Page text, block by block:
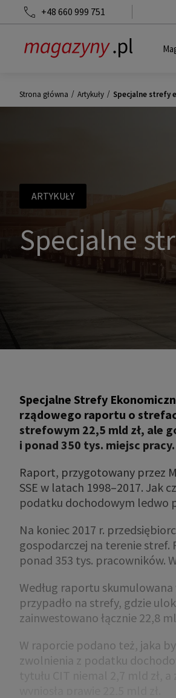
+48 660 999 751
Strona główna / Artykuły / Specjalne strefy
ARTYKUŁY
Specjalne
Specjalne Strefy
rządowego raportu o
strefowym 22,5 mld zł, ale
i ponad 350 tys. miejsc pracy.
Raport, przygotowany przez
SSE w latach 1998–2017. Jak
podatku dochodowym ledwo
Na koniec 2017 r.
gospodarczej na terenie stref.
ponad 353 tys. pracowników.
Według raportu
przypadło na strefy, gdzie
zainwestowano łącznie 22,8
W raporcie podano też, jaka
zwolnienia z podatku